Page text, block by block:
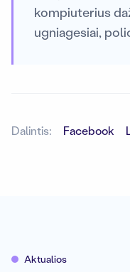
kompiuterius
ugniagesiai,
Dalintis: Facebook
Aktualios